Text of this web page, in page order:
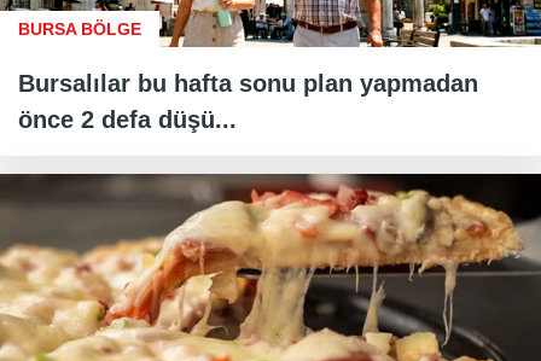
BURSA BÖLGE
Bursalılar bu hafta sonu plan yapmadan
önce 2 defa düşü...